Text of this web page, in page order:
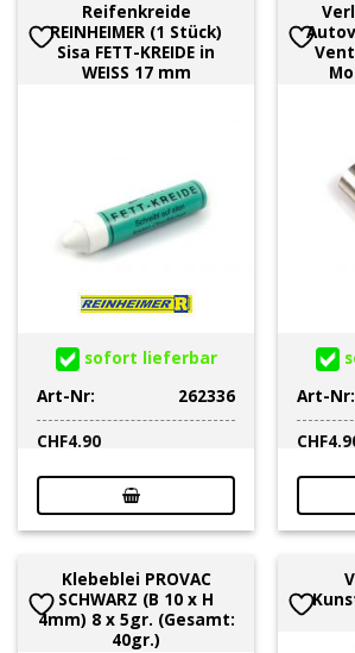
Reifenkreide
REINHEIMER (1 Stück)
Sisa FETT-KREIDE in
WEISS 17 mm
sofort lieferbar
Art-Nr:
262336
CHF4.90
Art-Nr:
CHF
Klebeblei PROVAC
SCHWARZ (B 10 x H
4mm) 8 x 5gr. (Gesamt:
40gr.)